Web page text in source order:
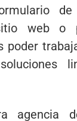
web o
poder
agencia